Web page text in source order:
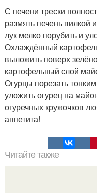
С печени трески
размять печень вилкой
лук мелко порубить и
Охлаждённый
выложить поверх
картофельный слой
Огурцы порезать
уложить огурец на
огуречных кружочков
аппетита!
Читайте также